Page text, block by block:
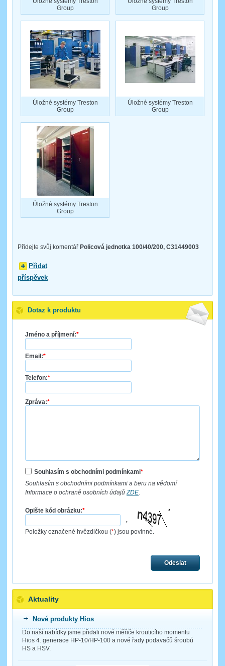
Group
Group
Úložné systémy Treston
Group
Úložné systémy Treston
Group
Úložné systémy Treston
Group
Přidejte svůj komentář Policová jednotka 100/40/200, C31449003
Přidat
příspěvek
Dotaz k produktu
Jméno a příjmení:*
Email:*
Telefon:*
Zpráva:*
Souhlasím s obchodními podmínkami*
Souhlasím s obchodními podmínkami a beru na vědomí
Informace o ochraně osobních údajů ZDE
Opište kód obrázku:*
Položky označené hvězdičkou (*) jsou povinné.
Odeslat
Aktuality
Nové produkty Hios
Do naší nabídky jsme přidali nové měřiče krouticího momentu
Hios 4. generace HP-10/HP-100 a nové řady podavačů šroubů
HS a HSV.